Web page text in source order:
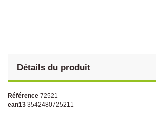
Détails du produit
Référence 72521
ean13 3542480725211